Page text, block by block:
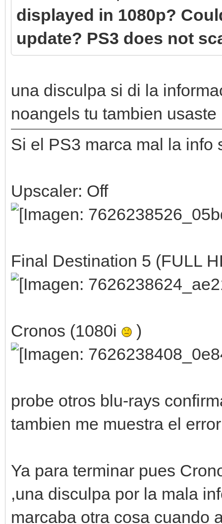
displayed in 1080p?
update? PS3 does not
una disculpa si di la
noangels tu tambien
Si el PS3 marca mal la
Upscaler: Off
Final Destination 5 (FULL
Cronos (1080i )
probe otros blu-rays
tambien me muestra el
Ya para terminar pues
,una disculpa por la mala
marcaba otra cosa cuando